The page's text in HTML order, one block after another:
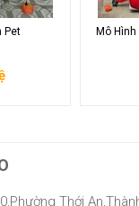
Pet Mô Hình
Thới